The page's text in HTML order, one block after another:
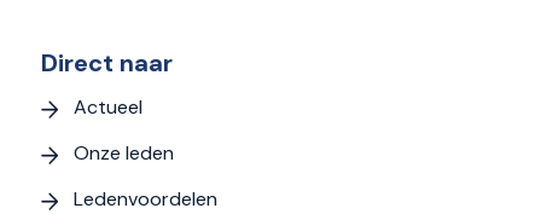
Direct naar
Actueel
Onze leden
Ledenvoordelen